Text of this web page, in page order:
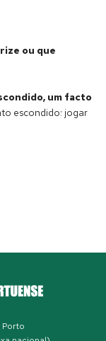
ou que
um facto
escondido: jogar
Porto